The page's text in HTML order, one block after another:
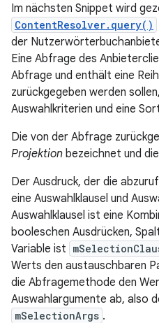
Im nächsten Snippet wird
ContentResolver.query()
der
Eine Abfrage des
Abfrage und enthält eine
zurückgegeben werden
Auswahlkriterien und eine
Die von der Abfrage
Projektion bezeichnet und
Der Ausdruck, der die
eine Auswahlklausel und
Auswahlklausel ist eine
booleschen Ausdrücken,
Variable ist
Werts den austauschbaren
die Abfragemethode den
Auswahlargumente ab, also
mSelectionArgs .